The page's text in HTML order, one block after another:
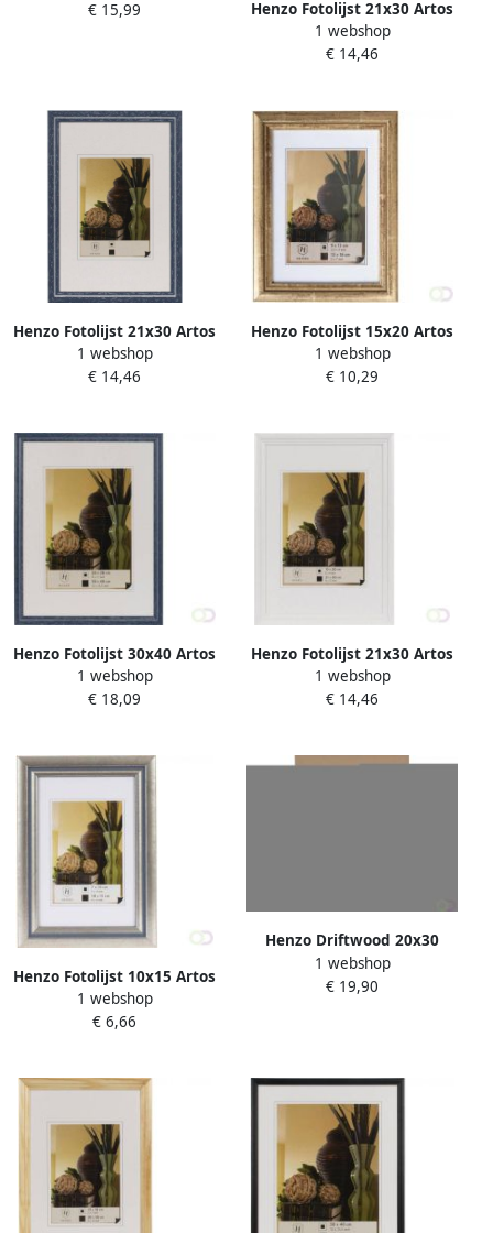
€ 15,99
Henzo Fotolijst 21x30 Artos
rood
1 webshop
€ 14,46
Henzo Fotolijst 21x30 Artos
blauw
1 webshop
€ 14,46
Henzo Fotolijst 15x20 Artos
goud
1 webshop
€ 10,29
Henzo Fotolijst 30x40 Artos
blauw
1 webshop
€ 18,09
Henzo Fotolijst 21x30 Artos
wit
1 webshop
€ 14,46
Henzo Fotolijst 10x15 Artos
grijs
1 webshop
€ 6,66
Henzo Driftwood 20x30
Frame beige
1 webshop
€ 19,90